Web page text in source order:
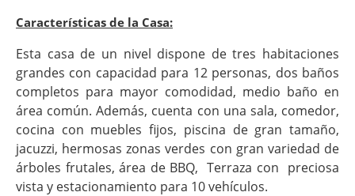
Características de la Casa:
Esta casa de un nivel dispone de tres habitaciones
grandes con capacidad para 12 personas, dos baños
completos para mayor comodidad, medio baño en
área común. Además, cuenta con una sala, comedor,
cocina con muebles fijos, piscina de gran tamaño,
jacuzzi, hermosas zonas verdes con gran variedad de
árboles frutales, área de BBQ, Terraza con preciosa
vista y estacionamiento para 10 vehículos.